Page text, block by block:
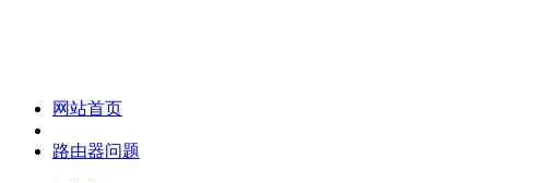
网站首页
路由器问题